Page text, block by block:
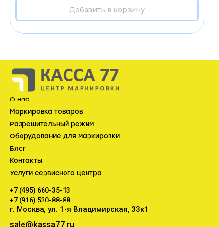
О нас
Маркировка товаров
Разрешительный режим
Оборудование для маркировки
Блог
Контакты
Услуги сервисного центра
+7 (495) 660-35-13
+7 (916) 530-88-88
г. Москва, ул. 1-я Владимирская, 33к1
sale@kassa77.ru